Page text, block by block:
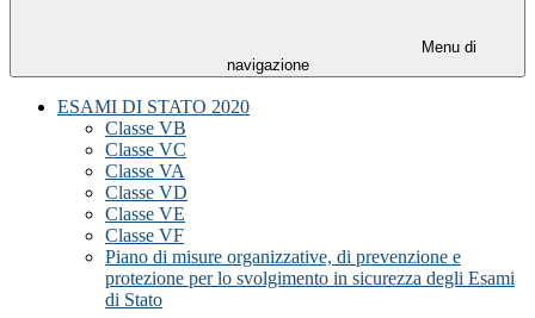
Menu di
navigazione
ESAMI DI STATO 2020
Classe VB
Classe VC
Classe VA
Classe VD
Classe VE
Classe VF
Piano di misure organizzative, di prevenzione e
protezione per lo svolgimento in sicurezza degli Esami
di Stato